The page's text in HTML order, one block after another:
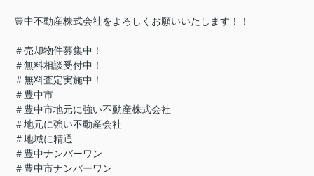
豊中不動産株式会社をよろしくお願いいたします！！
＃売却物件募集中！
＃無料相談受付中！
＃無料査定実施中！
＃豊中市
＃豊中市地元に強い不動産株式会社
＃地元に強い不動産会社
＃地域に精通
＃豊中ナンバーワン
＃豊中市ナンバーワン